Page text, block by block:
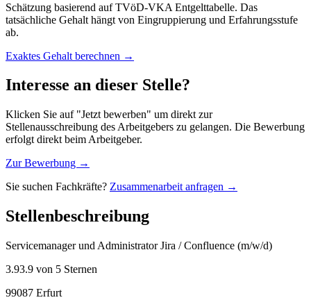
Schätzung basierend auf TVöD-VKA Entgelttabelle. Das
tatsächliche Gehalt hängt von Eingruppierung und Erfahrungsstufe
ab.
Exaktes Gehalt berechnen →
Interesse an dieser Stelle?
Klicken Sie auf "Jetzt bewerben" um direkt zur
Stellenausschreibung des Arbeitgebers zu gelangen. Die Bewerbung
erfolgt direkt beim Arbeitgeber.
Zur Bewerbung →
Sie suchen Fachkräfte? Zusammenarbeit anfragen →
Stellenbeschreibung
Servicemanager und Administrator Jira / Confluence (m/w/d)
3.93.9 von 5 Sternen
99087 Erfurt